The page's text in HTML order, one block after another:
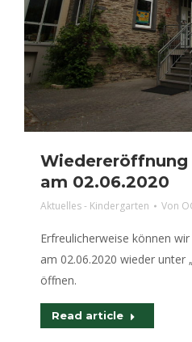
Wiedereröffnung
am 02.06.2020
Aktuelles - Kindergarten Von
Erfreulicherweise können
am 02.06.2020 wieder unter
öffnen.
Read article